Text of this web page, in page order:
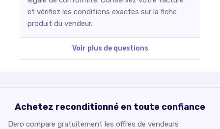
et vérifiez les conditions exactes sur la fiche
produit du vendeur.
Voir plus de questions
Achetez reconditionné en toute confiance
Dero compare gratuitement les offres de vendeurs